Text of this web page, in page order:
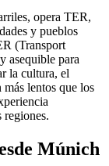
opera TER,
y pueblos
(Transport
asequible para
la cultura, el
lentos que los
regiones.
Múnich